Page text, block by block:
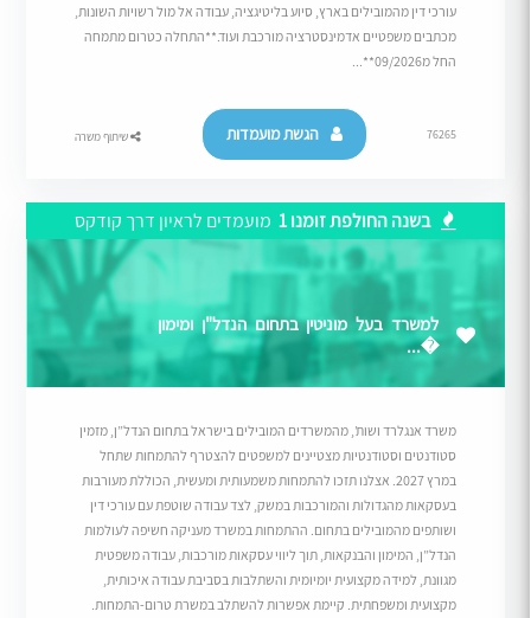
עורכי דין מהמובילים בארץ, סיוע בליטיגציה, עבודה אל מול רשויות השונות,
מכתבים משפטיים אדמינסטרציה מורכבת ועוד.**התחלה כטרום מתמחה
החל מ09/2026**...
76265 הגשת מועמדות שיתוף משרה
בשנה החולפת זומנו 1 מועמדים לראיון דרך קודקס
למשרד בעל מוניטין בתחום הנדל"ן ומימון
�...
משרד אנגלרד ושות’, מהמשרדים המובילים בישראל בתחום הנדל”ן, מזמין
סטודנטים וסטודנטיות מצטיינים למשפטים להצטרף להתמחות שתחל
במרץ 2027. אצלנו תזכו להתמחות משמעותית ומעשית, הכוללת מעורבות
בעסקאות מהגדולות והמורכבות במשק, לצד עבודה שוטפת עם עורכי דין
ושותפים מהמובילים בתחום. ההתמחות במשרד מעניקה חשיפה לעולמות
הנדל”ן, המימון והבנקאות, תוך ליווי עסקאות מורכבות, עבודה משפטית
מגוונת, למידה מקצועית יומיומית והשתלבות בסביבת עבודה איכותית,
מקצועית ומשפחתית. קיימת אפשרות להשתלב במשרת טרום-התמחות.